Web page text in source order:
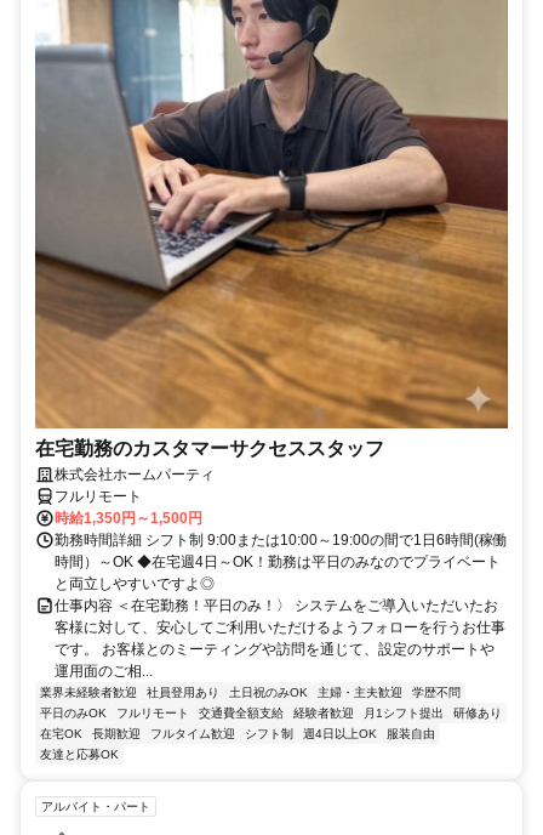
在宅勤務のカスタマーサクセススタッフ
株式会社ホームパーティ
フルリモート
時給1,350円～1,500円
勤務時間詳細 シフト制 9:00または10:00～19:00の間で1日6時間(稼働
時間）～OK ◆在宅週4日～OK！勤務は平日のみなのでプライベート
と両立しやすいですよ◎
仕事内容 ＜在宅勤務！平日のみ！〉 システムをご導入いただいたお
客様に対して、安心してご利用いただけるようフォローを行うお仕事
です。 お客様とのミーティングや訪問を通じて、設定のサポートや
運用面のご相...
業界未経験者歓迎 社員登用あり 土日祝のみOK 主婦・主夫歓迎
学歴不問
平日のみOK
フルリモート 交通費全額支給 経験者歓迎 月1シフト提出
研修あり
在宅OK
長期歓迎 フルタイム歓迎 シフト制 週4日以上OK
服装自由
友達と応募OK
アルバイト・パート